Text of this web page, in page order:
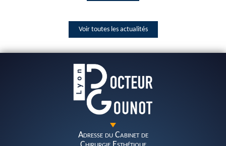
Voir toutes les actualités
Adresse du Cabinet de